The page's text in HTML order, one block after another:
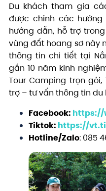
Du khách tham gia
được chính các
hướng dẫn, hỗ trợ
vùng đất hoang sơ này
thông tin chi tiết tại
gần 10 năm kinh
Tour Camping trọn gói,
trợ – tư vấn thông tin du
Facebook: https://
Tiktok: https://
Hotline/Zalo: 085